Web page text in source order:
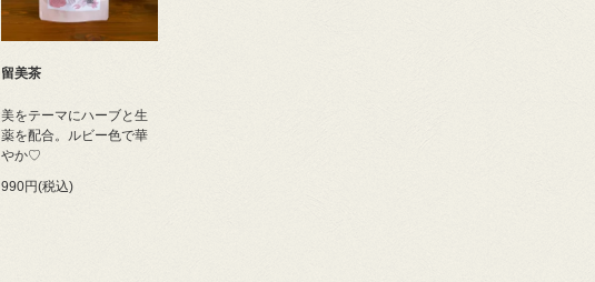
留美茶
美をテーマにハーブと生
薬を配合。ルビー色で華
やか♡
990円(税込)